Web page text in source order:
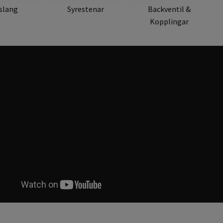
Syrestenar
Backventil &
Kopplingar